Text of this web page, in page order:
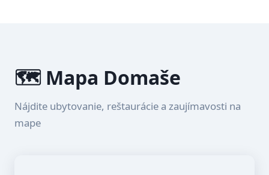
🗺️ Mapa Domaše
Nájdite ubytovanie, reštaurácie a zaujímavosti na
mape